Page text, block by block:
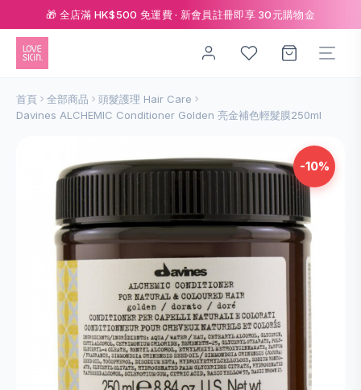
🎁 全店滿 HK$500 免運費 · 新會員註冊即享 30元購物金
首頁 全部商品
頭髮護理 Hair Care
Davines ALCHEMIC Conditioner Golden 亮金補色輕髮膜250ml
-10%